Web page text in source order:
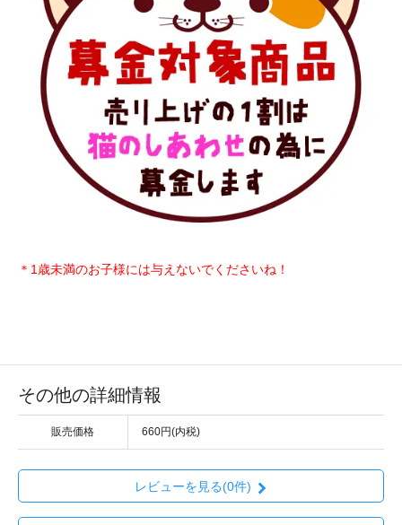
＊1歳未満のお子様には与えないでくださいね！
その他の詳細情報
販売価格 660円(内税)
レビューを見る(0件)